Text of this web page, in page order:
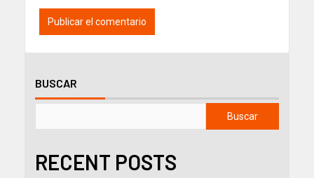
BUSCAR
Buscar
RECENT POSTS